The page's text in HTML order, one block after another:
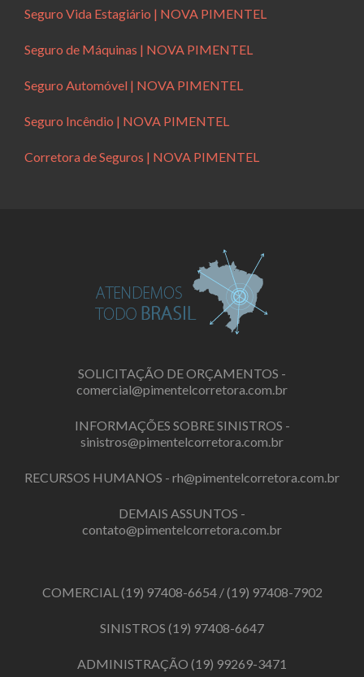
Seguro Vida Estagiário | NOVA PIMENTEL
Seguro de Máquinas | NOVA PIMENTEL
Seguro Automóvel | NOVA PIMENTEL
Seguro Incêndio | NOVA PIMENTEL
Corretora de Seguros | NOVA PIMENTEL
SOLICITAÇÃO DE ORÇAMENTOS -
comercial@pimentelcorretora.com.br
INFORMAÇÕES SOBRE SINISTROS -
sinistros@pimentelcorretora.com.br
RECURSOS HUMANOS - rh@pimentelcorretora.com.br
DEMAIS ASSUNTOS -
contato@pimentelcorretora.com.br
COMERCIAL (19) 97408-6654/(19) 97408-7902
SINISTROS (19) 97408-6647
ADMINISTRAÇÃO (19) 99269-3471